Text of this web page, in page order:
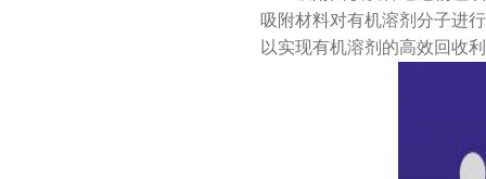
吸附材料对有机溶剂分子进
以实现有机溶剂的高效回收